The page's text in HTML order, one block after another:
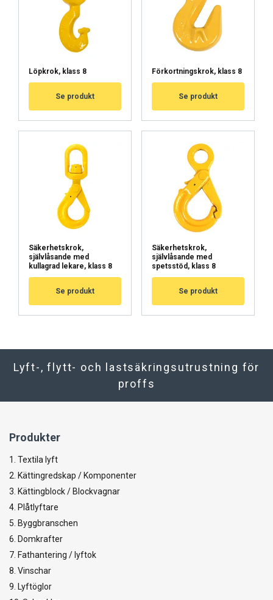
Löpkrok, klass 8
Se produkt
Förkortningskrok, klass 8
Se produkt
Säkerhetskrok,
självlåsande med
kullagrad lekare, klass 8
Se produkt
Säkerhetskrok,
självlåsande med
spetsstöd, klass 8
Se produkt
Lyft-, flytt- och lastsäkringsutrustning för
proffs
Produkter
1. Textila lyft
2. Kättingredskap / Komponenter
3. Kättingblock / Blockvagnar
4. Plåtlyftare
5. Byggbranschen
6. Domkrafter
7. Fathantering / lyftok
8. Vinschar
9. Lyftöglor
HYLKÄÄ KAIKKI